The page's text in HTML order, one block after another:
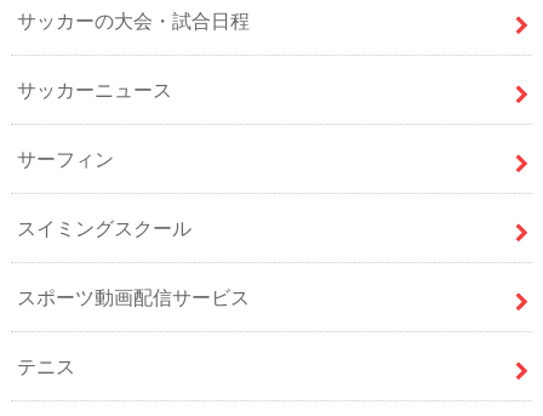
サッカーの大会・試合日程
サッカーニュース
サーフィン
スイミングスクール
スポーツ動画配信サービス
テニス